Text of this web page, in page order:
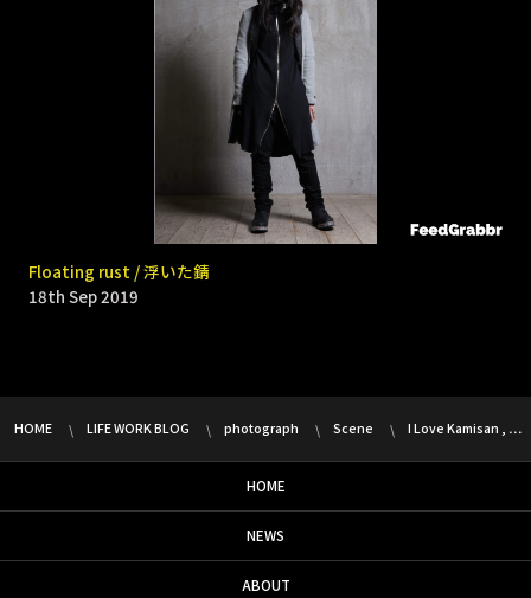
9331 _ Bomb rain
18th Sep 2019
Floating rust / 浮いた錆
18th Sep 2019
HOME LIFE WORK BLOG photograph Scene I Love Kamisan , …
HOME
NEWS
ABOUT